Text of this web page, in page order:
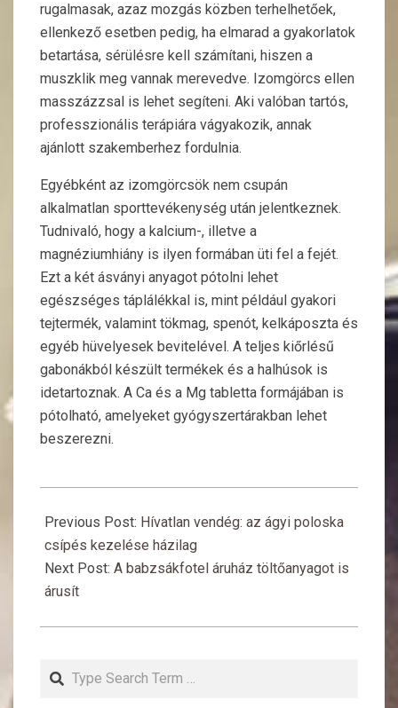
rugalmasak, azaz mozgás közben terhelhetőek,
ellenkező esetben pedig, ha elmarad a gyakorlatok
betartása, sérülésre kell számítani, hiszen a
muszklik meg vannak merevedve. Izomgörcs ellen
masszázzsal is lehet segíteni. Aki valóban tartós,
professzionális terápiára vágyakozik, annak
ajánlott szakemberhez fordulnia.
Egyébként az izomgörcsök nem csupán
alkalmatlan sporttevékenység után jelentkeznek.
Tudnivaló, hogy a kalcium-, illetve a
magnéziumhiány is ilyen formában üti fel a fejét.
Ezt a két ásványi anyagot pótolni lehet
egészséges táplálékkal is, mint például gyakori
tejtermék, valamint tökmag, spenót, kelkáposzta és
egyéb hüvelyesek bevitelével. A teljes kiőrlésű
gabonákból készült termékek és a halhúsok is
idetartoznak. A Ca és a Mg tabletta formájában is
pótolható, amelyeket gyógyszertárakban lehet
beszerezni.
12-
28
Previous Post: Hívatlan vendég: az ágyi poloska
csípés kezelése házilag
Next Post: A babzsákfotel áruház töltőanyagot is
árusít
Search